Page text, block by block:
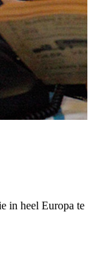
in heel Europa te